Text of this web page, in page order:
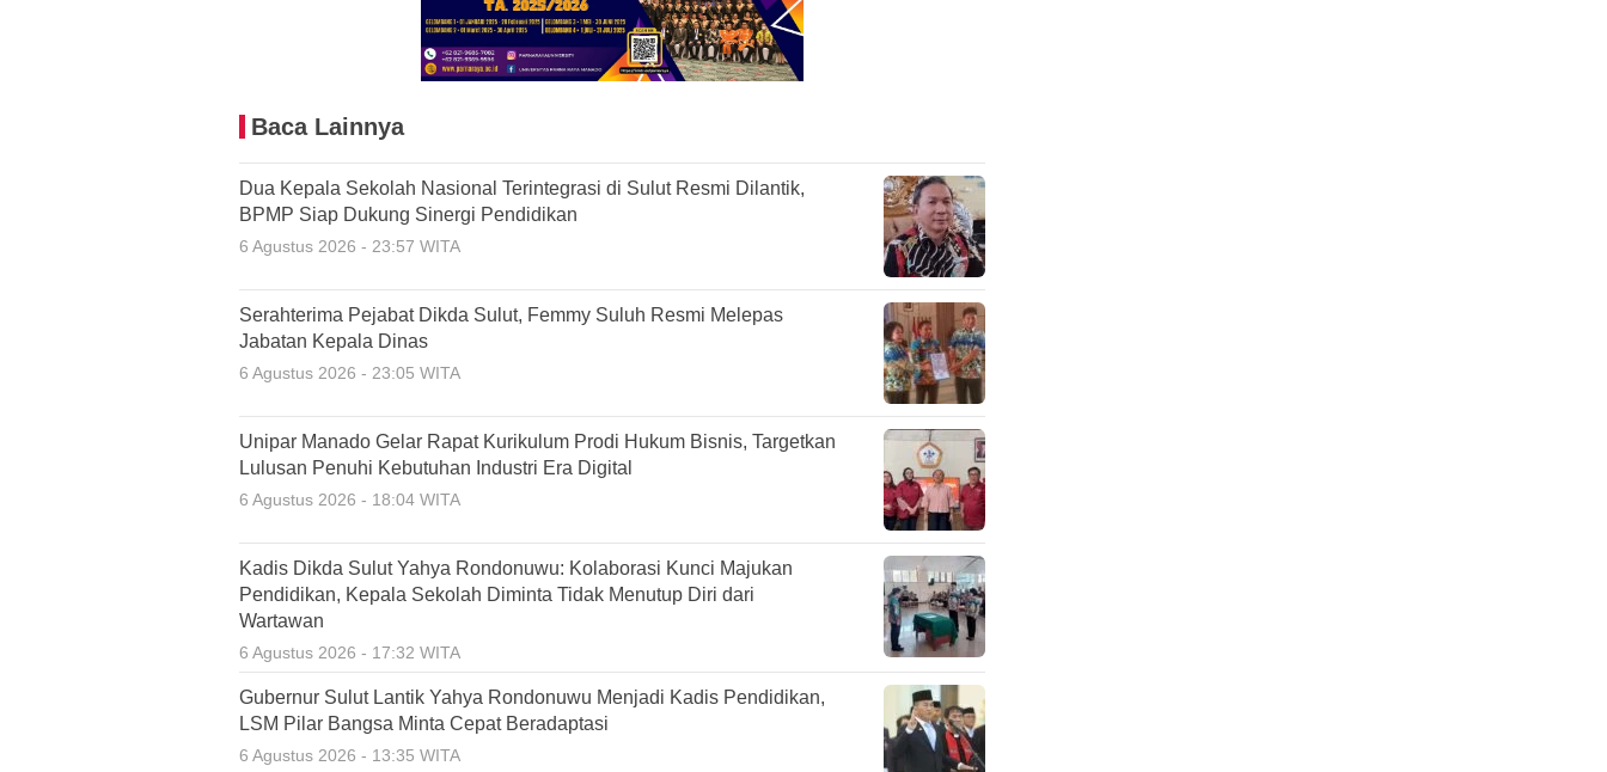
Baca Lainnya
Dua Kepala Sekolah Nasional Terintegrasi di Sulut Resmi Dilantik,
BPMP Siap Dukung Sinergi Pendidikan
6 Agustus 2026 - 23:57 WITA
Serahterima Pejabat Dikda Sulut, Femmy Suluh Resmi Melepas
Jabatan Kepala Dinas
6 Agustus 2026 - 23:05 WITA
Unipar Manado Gelar Rapat Kurikulum Prodi Hukum Bisnis, Targetkan
Lulusan Penuhi Kebutuhan Industri Era Digital
6 Agustus 2026 - 18:04 WITA
Kadis Dikda Sulut Yahya Rondonuwu: Kolaborasi Kunci Majukan
Pendidikan, Kepala Sekolah Diminta Tidak Menutup Diri dari
Wartawan
6 Agustus 2026 - 17:32 WITA
Gubernur Sulut Lantik Yahya Rondonuwu Menjadi Kadis Pendidikan,
LSM Pilar Bangsa Minta Cepat Beradaptasi
6 Agustus 2026 - 13:35 WITA